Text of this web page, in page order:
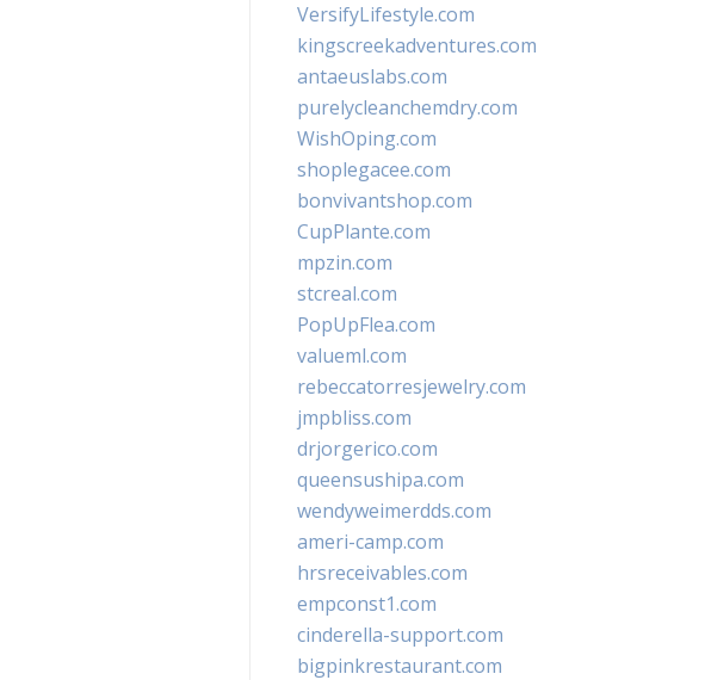
VersifyLifestyle.com
kingscreekadventures.com
antaeuslabs.com
purelycleanchemdry.com
WishOping.com
shoplegacee.com
bonvivantshop.com
CupPlante.com
mpzin.com
stcreal.com
PopUpFlea.com
valueml.com
rebeccatorresjewelry.com
jmpbliss.com
drjorgerico.com
queensushipa.com
wendyweimerdds.com
ameri-camp.com
hrsreceivables.com
empconst1.com
cinderella-support.com
bigpinkrestaurant.com